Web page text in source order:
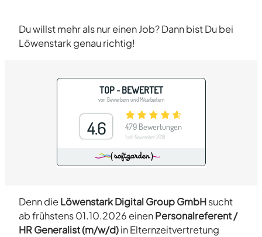
Du willst mehr als nur einen Job? Dann bist Du bei
Löwenstark genau richtig!
Denn dieLöwenstark Digital Group GmbHsucht
ab frühstens 01.10.2026 einenPersonalreferent /
HR Generalist (m/w/d)in Elternzeitvertretung